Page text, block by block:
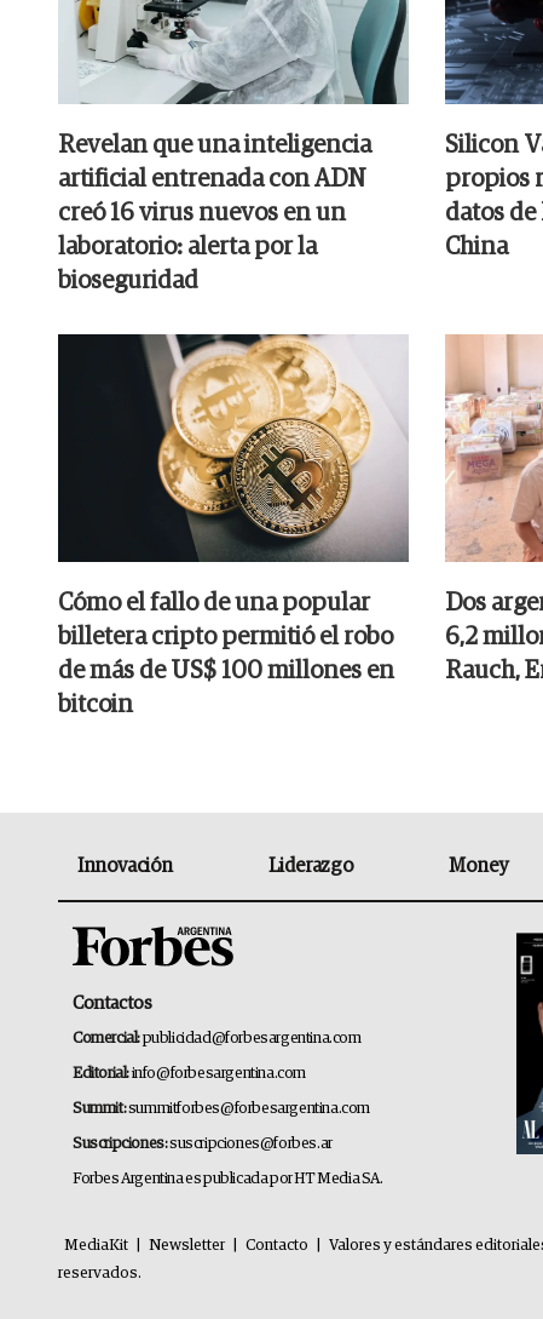
Revelan que una inteligencia
artificial entrenada con ADN
creó 16 virus nuevos en un
laboratorio: alerta por la
bioseguridad
Silicon
propios
datos de
China
Cómo el fallo de una popular
billetera cripto permitió el robo
de más de US$ 100 millones en
bitcoin
Dos
6,2
Rauch,
Innovación Liderazgo Money
Contactos
Comercial:publicidad@forbesargentina.com
Editorial:info@forbesargentina.com
Summit:summitforbes@forbesargentina.com
Suscripciones:suscripciones@forbes.ar
Forbes Argentina es publicada por HT Media SA.
MediaKit Newsletter Contacto Valores y estándares
reservados.